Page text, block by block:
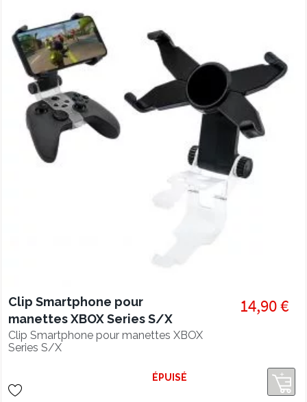
Clip Smartphone pour
manettes XBOX Series S/X
Clip Smartphone pour manettes XBOX
Series S/X
14,90 €
ÉPUISÉ